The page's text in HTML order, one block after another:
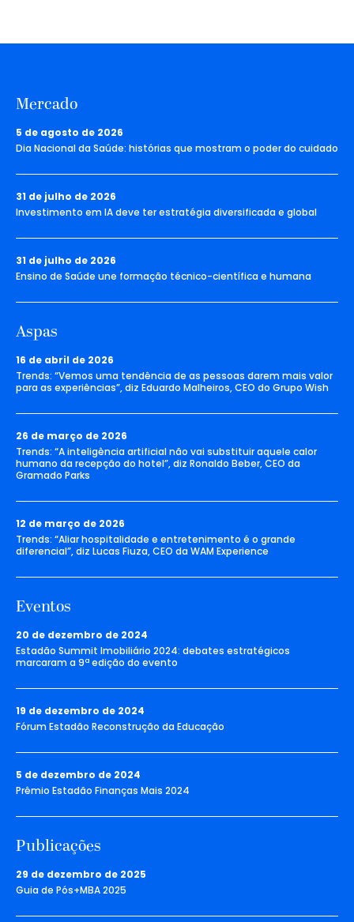
Mercado
5 de agosto de 2026
Dia Nacional da Saúde: histórias que mostram o poder do cuidado
31 de julho de 2026
Investimento em IA deve ter estratégia diversificada e global
31 de julho de 2026
Ensino de Saúde une formação técnico-científica e humana
Aspas
16 de abril de 2026
Trends: “Vemos uma tendência de as pessoas darem mais valor
para as experiências”, diz Eduardo Malheiros, CEO do Grupo Wish
26 de março de 2026
Trends: “A inteligência artificial não vai substituir aquele calor
humano da recepção do hotel”, diz Ronaldo Beber, CEO da
Gramado Parks
12 de março de 2026
Trends: “Aliar hospitalidade e entretenimento é o grande
diferencial”, diz Lucas Fiuza, CEO da WAM Experience
Eventos
20 de dezembro de 2024
Estadão Summit Imobiliário 2024: debates estratégicos
marcaram a 9ª edição do evento
19 de dezembro de 2024
Fórum Estadão Reconstrução da Educação
5 de dezembro de 2024
Prêmio Estadão Finanças Mais 2024
Publicações
29 de dezembro de 2025
Guia de Pós+MBA 2025